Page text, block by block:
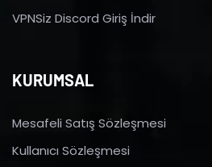
VPNSiz Discord Giriş İndir
KURUMSAL
Mesafeli Satış Sözleşmesi
Kullanıcı Sözleşmesi